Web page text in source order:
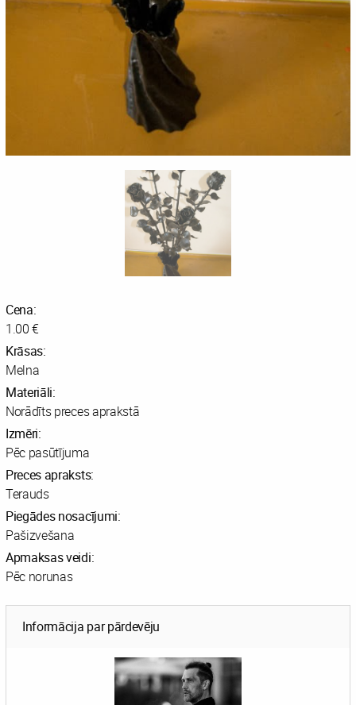
Cena:
1.00 €
Krāsas:
Melna
Materiāli:
Norādīts preces aprakstā
Izmēri:
Pēc pasūtījuma
Preces apraksts:
Terauds
Piegādes nosacījumi:
Pašizvešana
Apmaksas veidi:
Pēc norunas
Informācija par pārdevēju